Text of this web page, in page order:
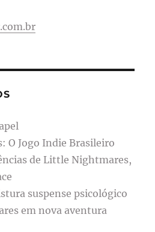
O Jogo Indie Brasileiro
de Little Nightmares,
suspense psicológico
em nova aventura